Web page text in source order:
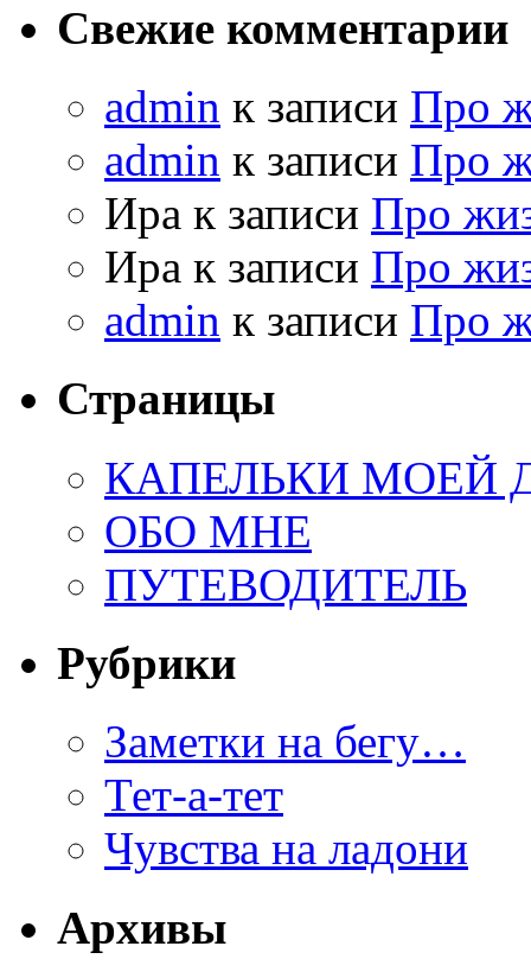
Свежие комментарии
admin к записи Про
admin к записи Про
Ира к записи Про
Ира к записи Про
admin к записи Про
Страницы
КАПЕЛЬКИ МОЕЙ
ОБО МНЕ
ПУТЕВОДИТЕЛЬ
Рубрики
Заметки на бегу…
Тет-а-тет
Чувства на ладони
Архивы